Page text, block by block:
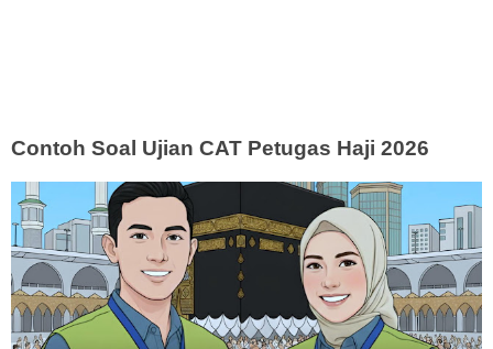
Contoh Soal Ujian CAT Petugas Haji 2026